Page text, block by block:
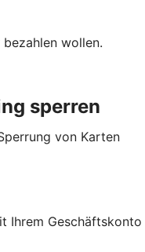
wollen.
sperren
von Karten
Ihrem Geschäftskonto